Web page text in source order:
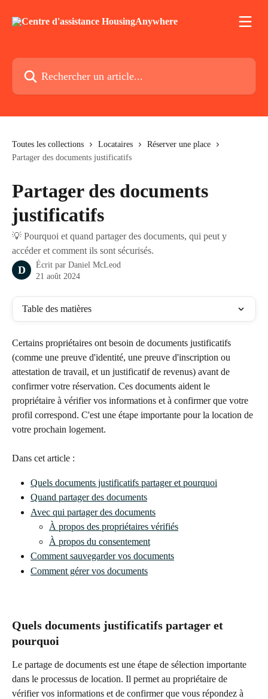
Rechercher un article...
Toutes les collections Locataires
Réserver une place
Partager des documents justificatifs
Partager des documents
justificatifs
💡 Pourquoi et quand partager des documents, qui peut y
accéder et comment ils sont sécurisés.
D Écrit par Daniel McLeod
21 août 2024
Table des matières
Certains propriétaires ont besoin de documents justificatifs
(comme une preuve d'identité, une preuve d'inscription ou
attestation de travail, et un justificatif de revenus) avant de
confirmer votre réservation. Ces documents aident le
propriétaire à vérifier vos informations et à confirmer que votre
profil correspond. C'est une étape importante pour la location de
votre prochain logement.
Dans cet article :
Quels documents justificatifs partager et pourquoi
Quand partager des documents
Avec qui partager des documents
À propos des propriétaires vérifiés
À propos du consentement
Comment sauvegarder vos documents
Comment gérer vos documents
Quels documents justificatifs partager et
pourquoi
Le partage de documents est une étape de sélection importante
dans le processus de location. Il permet au propriétaire de
vérifier vos informations et de confirmer que vous répondez à